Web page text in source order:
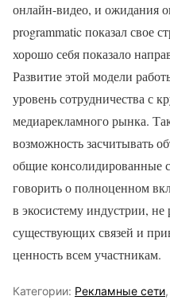
онлайн-видео, и ожидания
programmatic показал свое
хорошо себя показало
Развитие этой модели
уровень сотрудничества с
медиарекламного рынка.
возможность засчитывать
общие консолидированные
говорить о полноценном
в экосистему индустрии,
существующих связей и
ценность всем участникам.
Категории: Рекламные сети,